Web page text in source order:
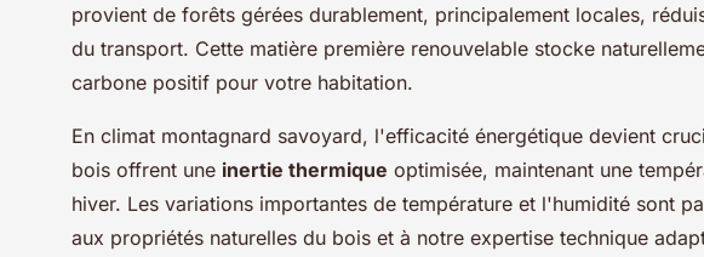
provient de forêts gérées durablement, principalement locales,
du transport. Cette matière première renouvelable stocke
carbone positif pour votre habitation.
En climat montagnard savoyard, l'efficacité énergétique devient
bois offrent une inertie thermique optimisée, maintenant une
hiver. Les variations importantes de température et l'humidité sont
aux propriétés naturelles du bois et à notre expertise technique